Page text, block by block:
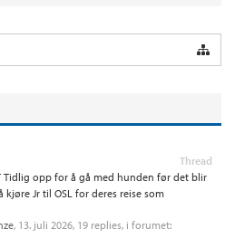
Thread
Tidlig opp for å gå med hunden før det blir
kjøre Jr til OSL for deres reise som
, 13. juli 2026, 19 replies, i forumet: